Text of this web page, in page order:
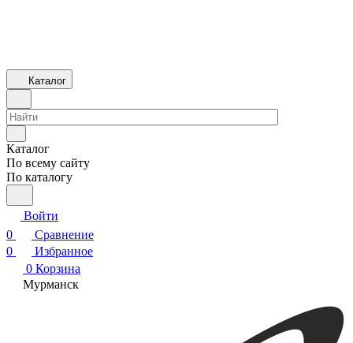
Каталог
Каталог
По всему сайту
По каталогу
Войти
0
Сравнение
0
Избранное
0 Корзина
Мурманск